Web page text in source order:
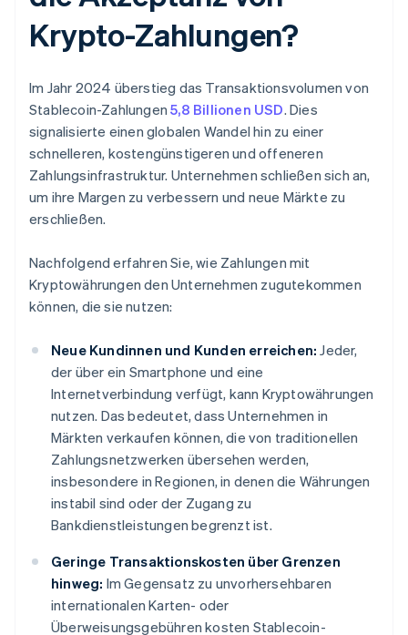
Krypto-Zahlungen?
Im Jahr 2024 überstieg das Transaktionsvolumen von
Stablecoin-Zahlungen5,8 Billionen USD. Dies
signalisierte einen globalen Wandel hin zu einer
schnelleren, kostengünstigeren und offeneren
Zahlungsinfrastruktur. Unternehmen schließen sich an,
um ihre Margen zu verbessern und neue Märkte zu
erschließen.
Nachfolgend erfahren Sie, wie Zahlungen mit
Kryptowährungen den Unternehmen zugutekommen
können, die sie nutzen:
Neue Kundinnen und Kunden erreichen: Jeder,
der über ein Smartphone und eine
Internetverbindung verfügt, kann Kryptowährungen
nutzen. Das bedeutet, dass Unternehmen in
Märkten verkaufen können, die von traditionellen
Zahlungsnetzwerken übersehen werden,
insbesondere in Regionen, in denen die Währungen
instabil sind oder der Zugang zu
Bankdienstleistungen begrenzt ist.
Geringe Transaktionskosten über Grenzen
hinweg: Im Gegensatz zu unvorhersehbaren
internationalen Karten- oder
Überweisungsgebühren kosten Stablecoin-